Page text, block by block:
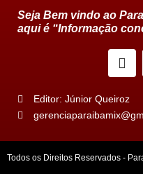
Seja Bem vindo ao
aqui é “Informação
Editor: Júnior Queiroz
Todos os Direitos Reservados -